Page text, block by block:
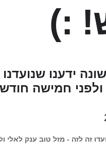
:)
ידענו שנועדנו
חמישה
זה לזה - מזל טוב ענק לאלי